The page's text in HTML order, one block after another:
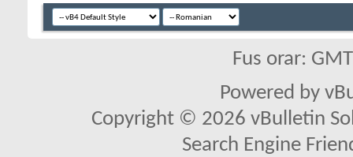
Fus orar:
Powered by
Copyright © 2026 vBulletin
Search Engine